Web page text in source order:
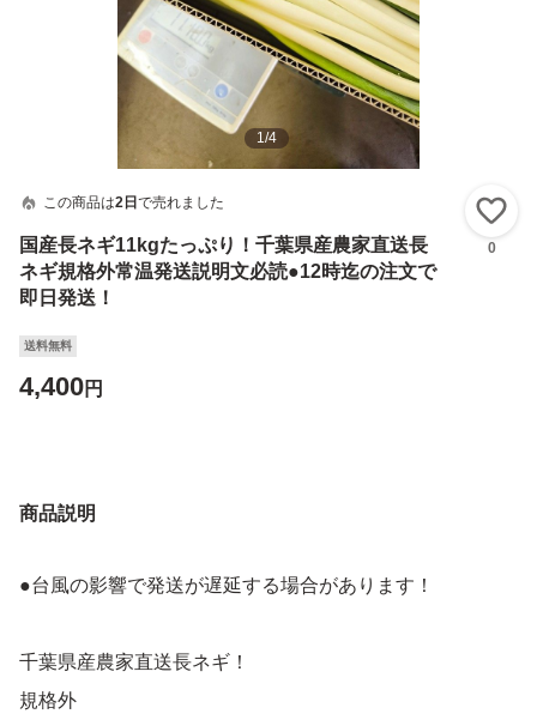
1/4
この商品は2日 で売れました
国産長ネギ11kgたっぷり！千葉県産農家直送長
ネギ規格外常温発送説明文必読●12時迄の注文で
即日発送！
0
送料無料
4,400円
商品説明
●台風の影響で発送が遅延する場合があります！
千葉県産農家直送長ネギ！
規格外